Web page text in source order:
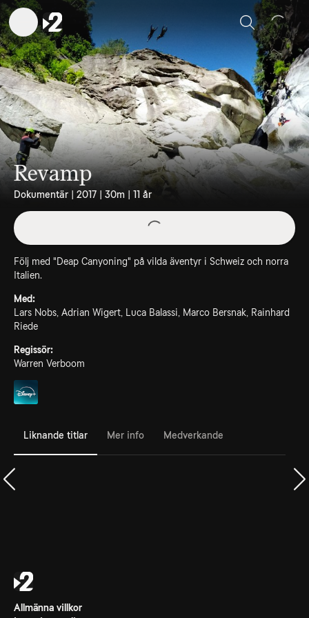
Sök
Revamp
Dokumentär | 2017 | 30m | 11 år
Följ med "Deap Canyoning" på vilda äventyr i Schweiz och norra
Italien.
Med:
Lars Nobs, Adrian Wigert, Luca Balassi, Marco Bersnak, Rainhard
Riede
Regissör:
Warren Verboom
Liknande titlar Mer info Medverkande
Allmänna villkor